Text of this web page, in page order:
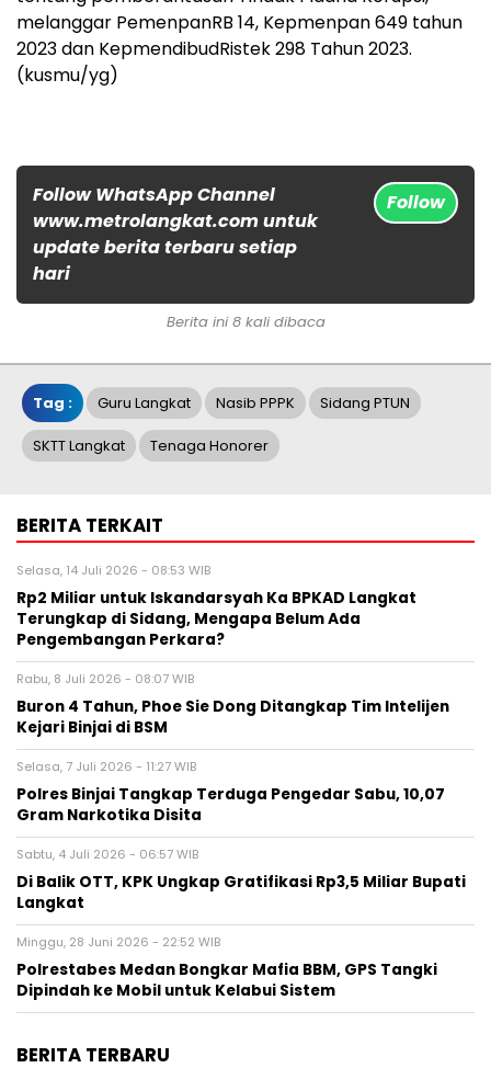
melanggar PemenpanRB 14, Kepmenpan 649 tahun
2023 dan KepmendibudRistek 298 Tahun 2023.
(kusmu/yg)
Follow WhatsApp Channel
www.metrolangkat.com untuk
update berita terbaru setiap
hari
Follow
Berita ini 8 kali dibaca
Tag : Guru Langkat Nasib PPPK Sidang PTUN
SKTT Langkat Tenaga Honorer
BERITA TERKAIT
Selasa, 14 Juli 2026 - 08:53 WIB
Rp2 Miliar untuk Iskandarsyah Ka BPKAD Langkat
Terungkap di Sidang, Mengapa Belum Ada
Pengembangan Perkara?
Rabu, 8 Juli 2026 - 08:07 WIB
Buron 4 Tahun, Phoe Sie Dong Ditangkap Tim Intelijen
Kejari Binjai di BSM
Selasa, 7 Juli 2026 - 11:27 WIB
Polres Binjai Tangkap Terduga Pengedar Sabu, 10,07
Gram Narkotika Disita
Sabtu, 4 Juli 2026 - 06:57 WIB
Di Balik OTT, KPK Ungkap Gratifikasi Rp3,5 Miliar Bupati
Langkat
Minggu, 28 Juni 2026 - 22:52 WIB
Polrestabes Medan Bongkar Mafia BBM, GPS Tangki
Dipindah ke Mobil untuk Kelabui Sistem
BERITA TERBARU